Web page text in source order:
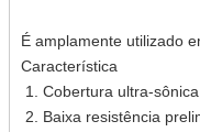
É amplamente utilizado
Característica
1. Cobertura ultra-
2. Baixa resistência